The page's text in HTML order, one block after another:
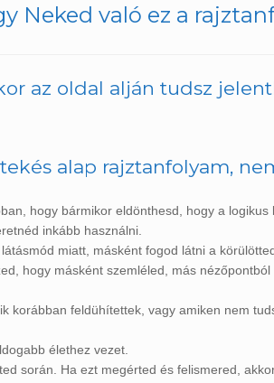
Neked való ez a
az oldal alján tudsz
alap rajztanfolyam,
hogy bármikor eldönthesd, hogy a logikus
inkább használni.
miatt, másként fogod látni a
hogy másként szemléled, más nézőpontból
korábban feldühítettek, vagy amiken nem
élethez vezet.
során. Ha ezt megérted és felismered,